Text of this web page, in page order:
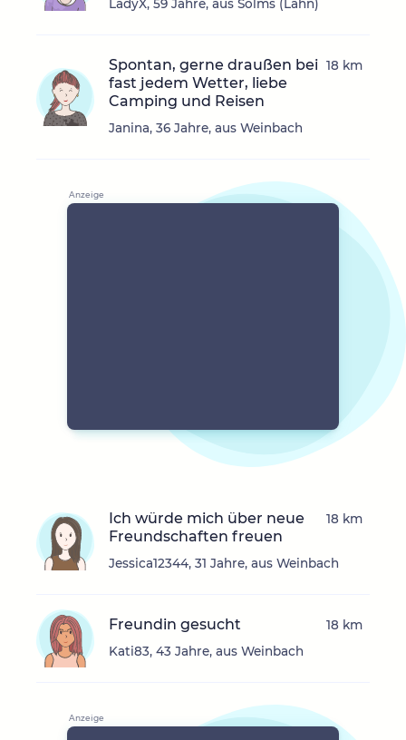
LadyX, 59 Jahre, aus Solms (Lahn)
Spontan, gerne draußen bei
fast jedem Wetter, liebe
Camping und Reisen
Janina, 36 Jahre, aus Weinbach
18 km
Ich würde mich über neue
Freundschaften freuen
Jessica12344, 31 Jahre, aus Weinbach
18 km
Freundin gesucht
Kati83, 43 Jahre, aus Weinbach
18 km